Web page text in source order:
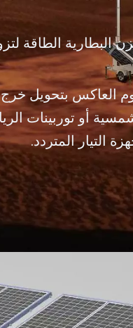
البطارية الطاقة
العاكس بتحويل خرج
أو توربينات
التيار المتردد.